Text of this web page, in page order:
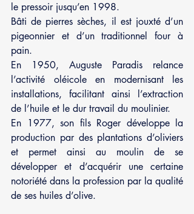
le pressoir jusqu’en 1998.
Bâti de pierres sèches, il est jouxté d’un
pigeonnier et d’un traditionnel four à
pain.
En 1950, Auguste Paradis relance
l’activité oléicole en modernisant les
installations, facilitant ainsi l’extraction
de l’huile et le dur travail du moulinier.
En 1977, son fils Roger développe la
production par des plantations d’oliviers
et permet ainsi au moulin de se
développer et d’acquérir une certaine
notoriété dans la profession par la qualité
de ses huiles d’olive.